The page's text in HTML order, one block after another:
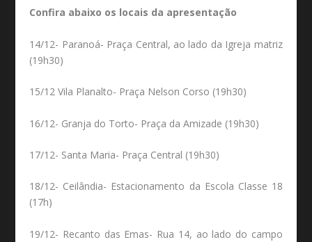
Confira abaixo os locais da apresentação
14/12- Paranoá- Praça Central, ao lado da Igreja matriz
(19h30)
15/12 Vila Planalto- Praça Nelson Corso (19h30)
16/12- Granja do Torto- Praça da Amizade (19h30)
17/12- Santa Maria- Praça Central (19h30)
18/12- Ceilândia- Estacionamento da Escola Classe 18
(17h)
19/12- Recanto das Emas- Rua 14, ao lado do campo